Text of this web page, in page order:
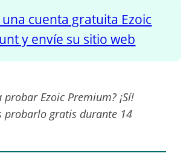
una cuenta gratuita Ezoic
y envíe su sitio web
probar Ezoic Premium? ¡Sí!
probarlo gratis durante 14